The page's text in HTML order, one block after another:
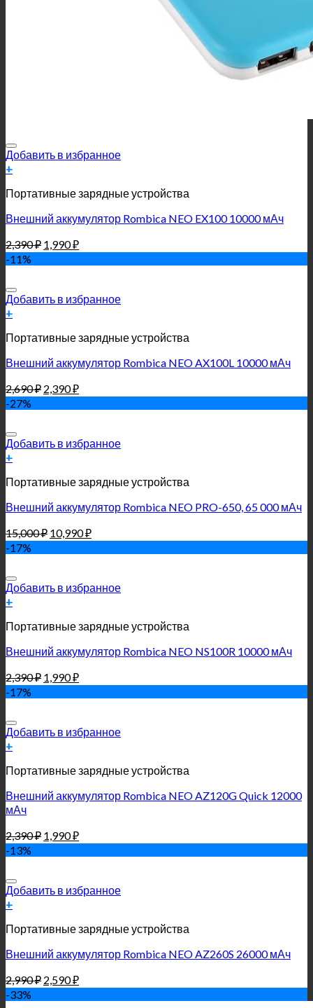
Добавить в избранное
+
Портативные зарядные устройства
Внешний аккумулятор Rombica NEO EX100 10000 мАч
2,390₽ 1,990₽
-11%
Добавить в избранное
+
Портативные зарядные устройства
Внешний аккумулятор Rombica NEO AX100L 10000 мАч
2,690₽ 2,390₽
-27%
Добавить в избранное
+
Портативные зарядные устройства
Внешний аккумулятор Rombica NEO PRO-650, 65 000 мАч
15,000₽ 10,990₽
-17%
Добавить в избранное
+
Портативные зарядные устройства
Внешний аккумулятор Rombica NEO NS100R 10000 мАч
2,390₽ 1,990₽
-17%
Добавить в избранное
+
Портативные зарядные устройства
Внешний аккумулятор Rombica NEO AZ120G Quick 12000
мАч
2,390₽ 1,990₽
-13%
Добавить в избранное
+
Портативные зарядные устройства
Внешний аккумулятор Rombica NEO AZ260S 26000 мАч
2,990₽ 2,590₽
-33%